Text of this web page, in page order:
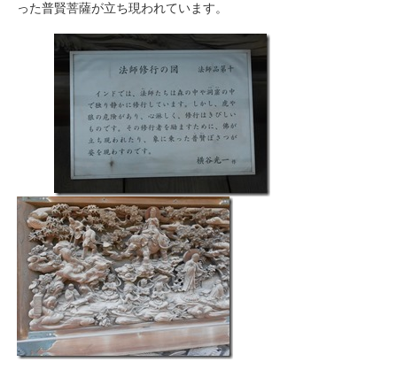
った普賢菩薩が立ち現われています。